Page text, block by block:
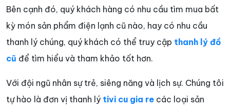
Bên cạnh đó, quý khách hàng có nhu cầu tìm mua bất
kỳ món sản phẩm điện lạnh cũ nào, hay có nhu cầu
thanh lý chúng, quý khách có thể truy cập thanh lý đồ
cũ để tìm hiểu và tham khảo tốt hơn.
Với đội ngũ nhân sự trẻ, siêng năng và lịch sự. Chúng tôi
tự hào là đơn vị thanh lý tivi cu gia re các loại sản